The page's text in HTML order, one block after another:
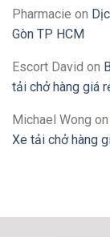
Pharmacie on
Gòn TP HCM
Escort David on
tải chở hàng giá
Michael Wong on
Xe tải chở hàng